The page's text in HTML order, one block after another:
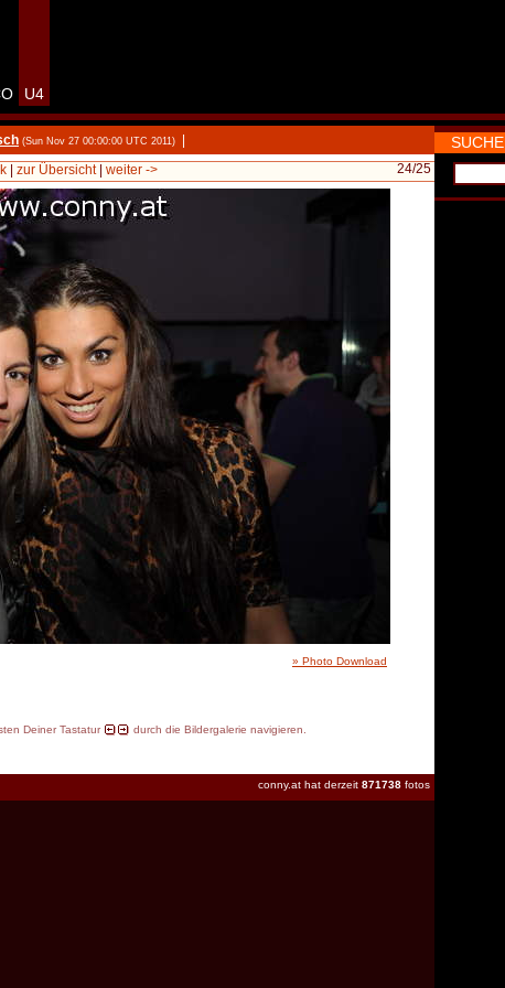
U4
(Sun Nov 27 00:00:00 UTC 2011)
24/25
| zur Übersicht| weiter ->
» Photo Download
Deiner Tastatur durch die Bildergalerie navigieren.
conny.at hat derzeit 871738 fotos
SUCHE